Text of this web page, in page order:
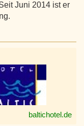
Juni 2014 ist er
baltichotel.de